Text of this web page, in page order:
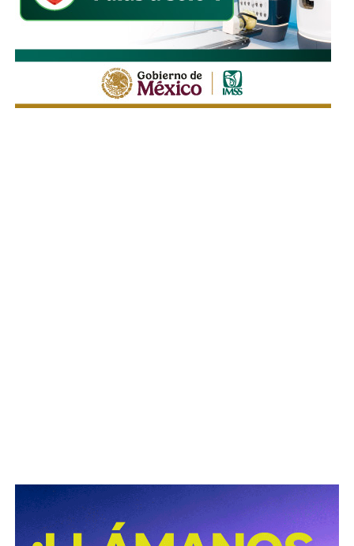
de indefensión”, señaló.
Respecto a la llegada de nuevas plataformas digitales al
estado, Martínez Acosta consideró que la
competencia representa una oportunidad para
mejorar la calidad del servicio de transporte.